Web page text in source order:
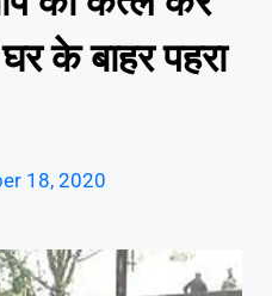
के बाहर पहरा
18, 2020